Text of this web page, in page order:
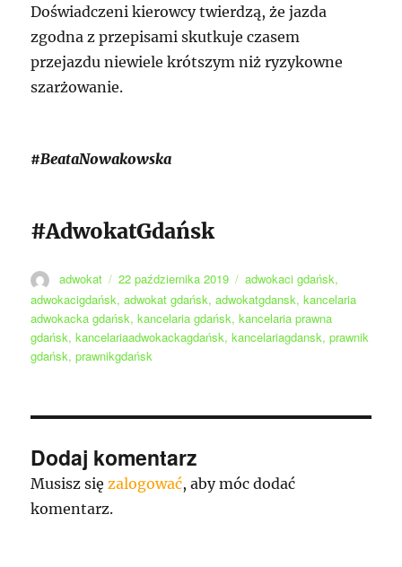
Doświadczeni kierowcy twierdzą, że jazda
zgodna z przepisami skutkuje czasem
przejazdu niewiele krótszym niż ryzykowne
szarżowanie.
#BeataNowakowska
#AdwokatGdańsk
Autor
adwokat
Data
publikacji
22 października 2019 Tagi
adwokaci gdańsk,
adwokacigdańsk,adwokat gdańsk,adwokatgdansk,kancelaria
adwokacka gdańsk,kancelaria gdańsk,kancelaria prawna
gdańsk,kancelariaadwokackagdańsk,kancelariagdansk,prawnik
gdańsk,prawnikgdańsk
Dodaj komentarz
Musisz się zalogować, aby móc dodać
komentarz.